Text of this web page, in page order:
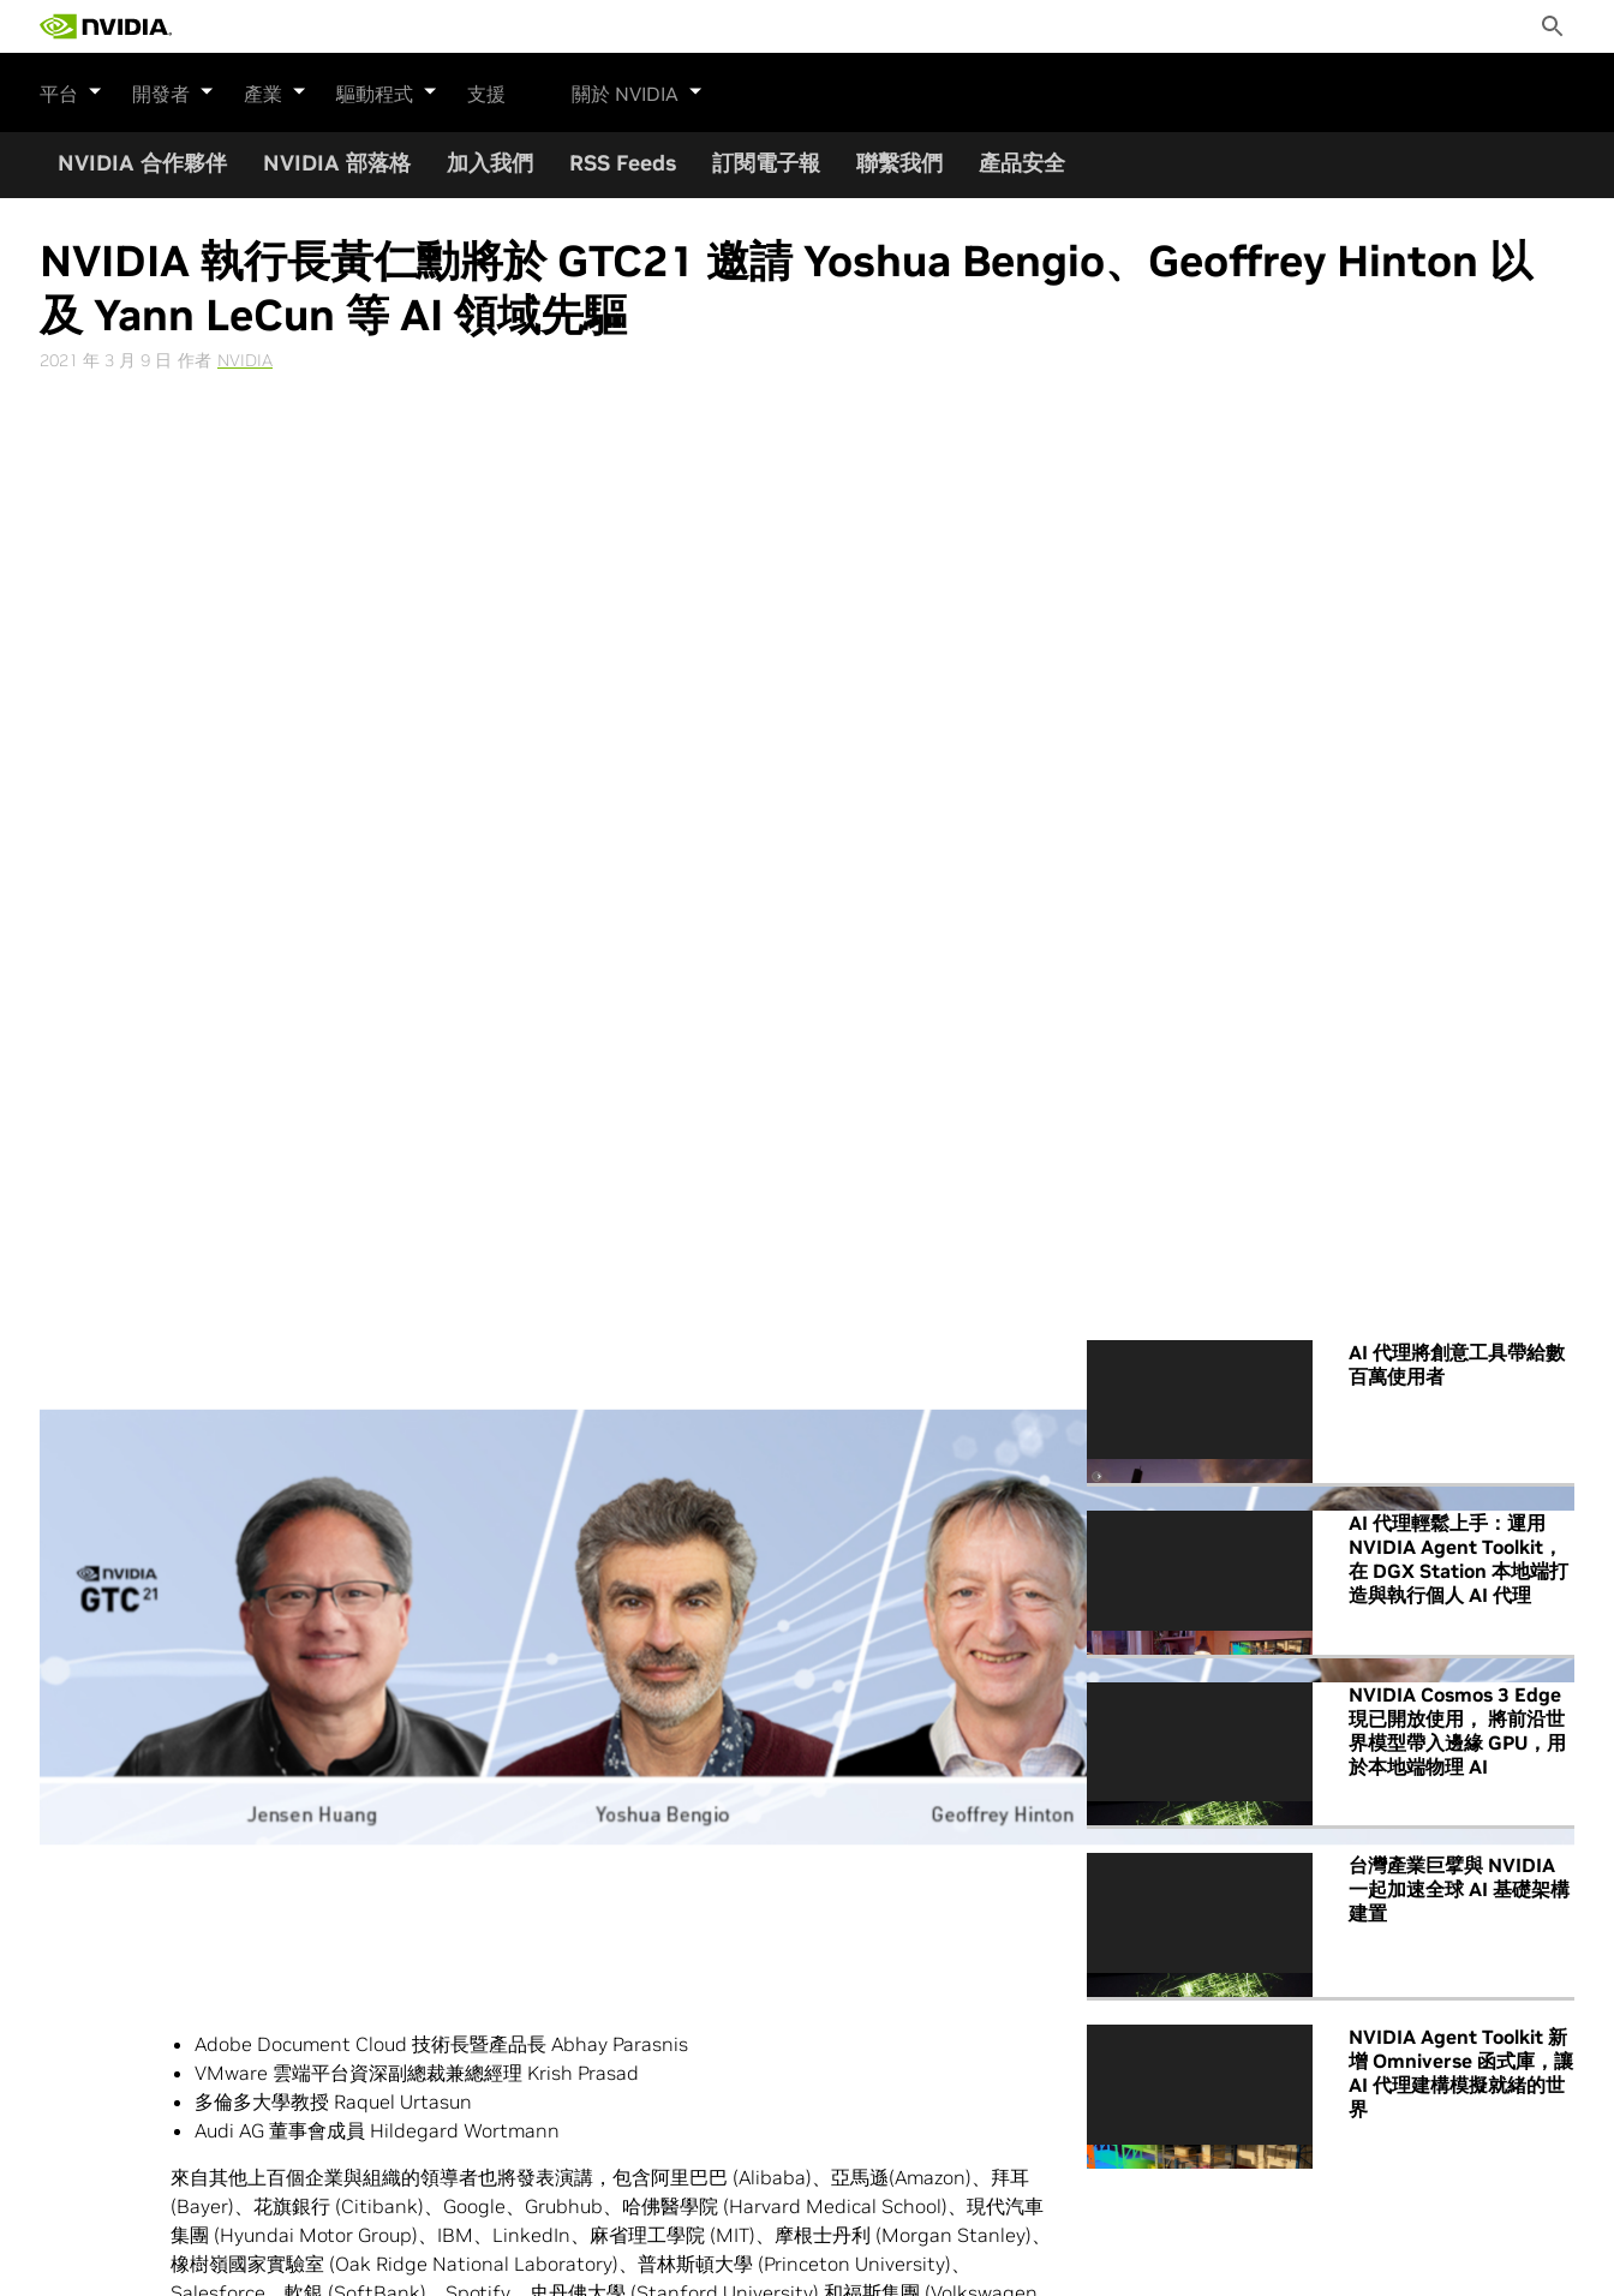
Toggle
Search
平台 開發者 產業 驅動程式 支援 關於 NVIDIA
NVIDIA 合作夥伴 NVIDIA 部落格 加入我們 RSS Feeds 訂閱電子報 聯繫我們 產品安全
NVIDIA 執行長黃仁勳將於 GTC21 邀請 Yoshua Bengio、Geoffrey Hinton 以
及 Yann LeCun 等 AI 領域先驅
2021 年 3 月 9 日 作者 NVIDIA
Bengio、Hinton 和 LeCun 因推動深度學習革命的突破而榮獲 2018 年 ACM 圖靈獎 (Turing Award)，
亦稱為諾貝爾運算獎 (Nobel Prize of Computing)。他們的貢獻鞏固了 AI 技術於全球的擴散及應用，從
人臉辨識到自然語言處理，再到機器人等領域。Bengio 是蒙特婁大學教授及蒙特婁學習演算法研究院
(Montreal Institute for Learning Algorithms) 主任；Hinton 是多倫多大學教授及 Google 研究人員；
LeCun 是紐約大學教授及 Facebook 首席 AI 科學家。
預計將有超過十萬名開發者、業界領導者、創意人員等報名參加，其中包含資料中心基礎架構領域中的
CxO 及 IT 專業人員。本活動為免費報名註冊，欲觀看主題演說則無需報名。
除了上述三位圖靈獎得主外，主要演講者亦包含：
Microsoft Azure 企業副總裁 Girish Bablani
Walmart 資料科學主任 John Bowman
Adobe Document Cloud 技術長暨產品長 Abhay Parasnis
VMware 雲端平台資深副總裁兼總經理 Krish Prasad
多倫多大學教授 Raquel Urtasun
Audi AG 董事會成員 Hildegard Wortmann
來自其他上百個企業與組織的領導者也將發表演講，包含阿里巴巴 (Alibaba)、亞馬遜(Amazon)、拜耳
(Bayer)、花旗銀行 (Citibank)、Google、Grubhub、哈佛醫學院 (Harvard Medical School)、現代汽車
集團 (Hyundai Motor Group)、IBM、LinkedIn、麻省理工學院 (MIT)、摩根士丹利 (Morgan Stanley)、
橡樹嶺國家實驗室 (Oak Ridge National Laboratory)、普林斯頓大學 (Princeton University)、
AI 代理將創意工具帶給數
百萬使用者
AI 代理輕鬆上手：運用
NVIDIA Agent Toolkit，
在 DGX Station 本地端打
造與執行個人 AI 代理
NVIDIA Cosmos 3 Edge
現已開放使用， 將前沿世
界模型帶入邊緣 GPU，用
於本地端物理 AI
台灣產業巨擘與 NVIDIA
一起加速全球 AI 基礎架構
建置
NVIDIA Agent Toolkit 新
增 Omniverse 函式庫，讓
AI 代理建構模擬就緒的世
界